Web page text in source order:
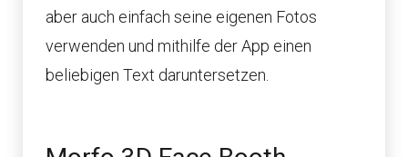
aber auch einfach seine eigenen Fotos
verwenden und mithilfe der App einen
beliebigen Text daruntersetzen.